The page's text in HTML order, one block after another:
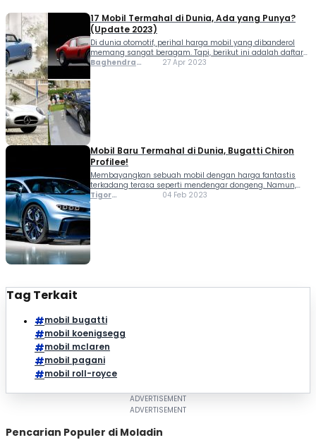
17 Mobil Termahal di Dunia, Ada yang Punya?
(Update 2023)
Di dunia otomotif, perihal harga mobil yang dibanderol
memang sangat beragam. Tapi, berikut ini adalah daftar
mobil termahal di dunia. Terlebih, untuk mobil yang
Baghendra
27 Apr 2023
Mobil Baru Termahal di Dunia, Bugatti Chiron
Profilee!
Membayangkan sebuah mobil dengan harga fantastis
terkadang terasa seperti mendengar dongeng. Namun,
itulah yang terjadi pada Bugatti Chiron Profilee. Bukan
Tigor
04 Feb 2023
Tag Terkait
mobil bugatti
mobil koenigsegg
mobil mclaren
mobil pagani
mobil roll-royce
Pencarian Populer di Moladin